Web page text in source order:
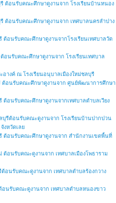
ต้อนรับคณะศึกษาดูงานจาก โรงเรียนบ้านหนอง
รี ต้อนรับคณะศึกษาดูงานจาก เทศบาลนครลำปาง
ต้อนรับคณะศึกษาดูงานจากโรงเรียนเทศบาลวัด
อนรับคณะศึกษาดูงานจาก โรงเรียนเทศบาล
างค์ ณ โรงเรียนอนุบาลเมืองใหม่ชลบุรี
ต้อนรับคณะศึกษาดูงานจาก ศูนย์พัฒนาการศึกษา
ต้อนรับคณะศึกษาดูงานจากเทศบาลตำบลเวียง
บุรีต้อนรับคณะดูงานจาก โรงเรียนบ้านปากปวน
งหวัดเลย
ต้อนรับคณะศึกษาดูงานจาก สำนักงานเขตพื้นที่
ต้อนรับคณะดูงานจาก เทศบาลเมืองโพธาราม
ต้อนรับคณะดูงานจาก เทศบาลตำบลร้องกวาง
อนรับคณะดูงานจาก เทศบาลตำบลหนองขาว